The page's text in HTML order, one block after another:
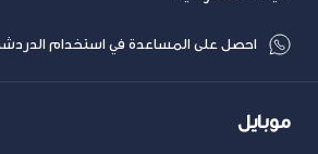
احصل على المساعدة في استخدام
موبايل